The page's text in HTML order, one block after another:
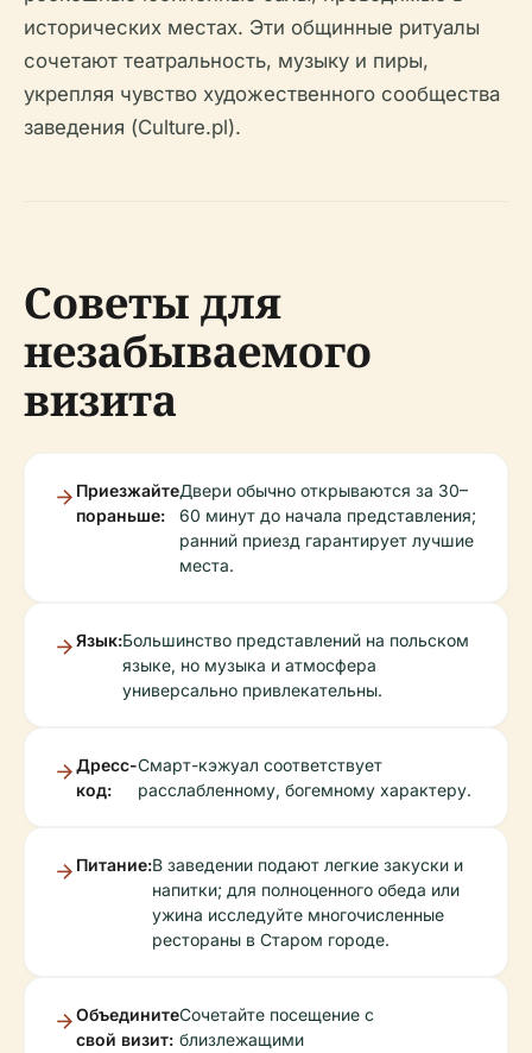
исторических местах. Эти общинные ритуалы
сочетают театральность, музыку и пиры,
укрепляя чувство художественного сообщества
заведения (Culture.pl).
Советы для
незабываемого
визита
Приезжайте
пораньше:
Двери обычно открываются за 30–
60 минут до начала представления;
ранний приезд гарантирует лучшие
места.
Язык:Большинство представлений на польском
языке, но музыка и атмосфера
универсально привлекательны.
Дресс-
код:
Смарт-кэжуал соответствует
расслабленному, богемному характеру.
Питание:В заведении подают легкие закуски и
напитки; для полноценного обеда или
ужина исследуйте многочисленные
рестораны в Старом городе.
Объедините
свой визит:
Сочетайте посещение с
близлежащими